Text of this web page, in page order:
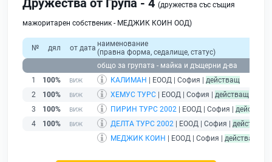
Дружества от Група - 4 (дружества със същия
мажоритарен собственик - МЕДЖИК КОИН ООД)
№ дял от дата наименование
(правна форма, седалище, статус)
общо за групата - майка и дъщерни д-ва
1
100% КАЛИМАН | ЕООД | София | действащ
2
100% ХЕМУС ТУРС | ЕООД | София | действащ
3
100% ПИРИН ТУРС 2002 | ЕООД | София | действащ
4
100% ДЕЛТА ТУРС 2002 | ЕООД | София | действащ
МЕДЖИК КОИН
| ЕООД | София | действащ